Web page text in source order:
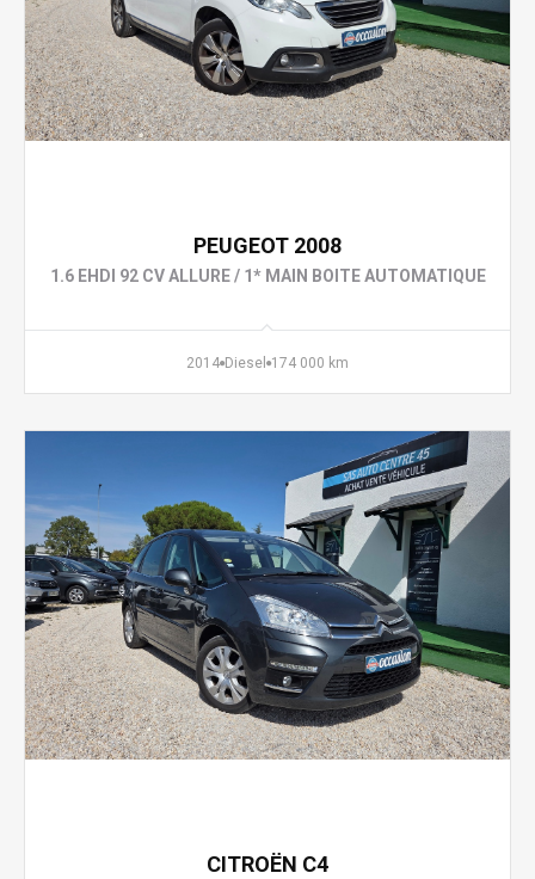
PEUGEOT 2008
1.6 EHDI 92 CV ALLURE / 1* MAIN BOITE AUTOMATIQUE
2014 Diesel 174 000 km
CITROËN C4